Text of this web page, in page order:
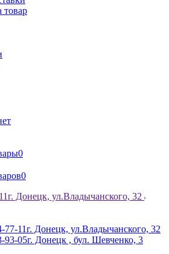
товар
0
0
г. Донецк, ул.Владычанского, 32
77-11г. Донецк, ул.Владычанского, 32
93-05г. Донецк , бул. Шевченко, 3